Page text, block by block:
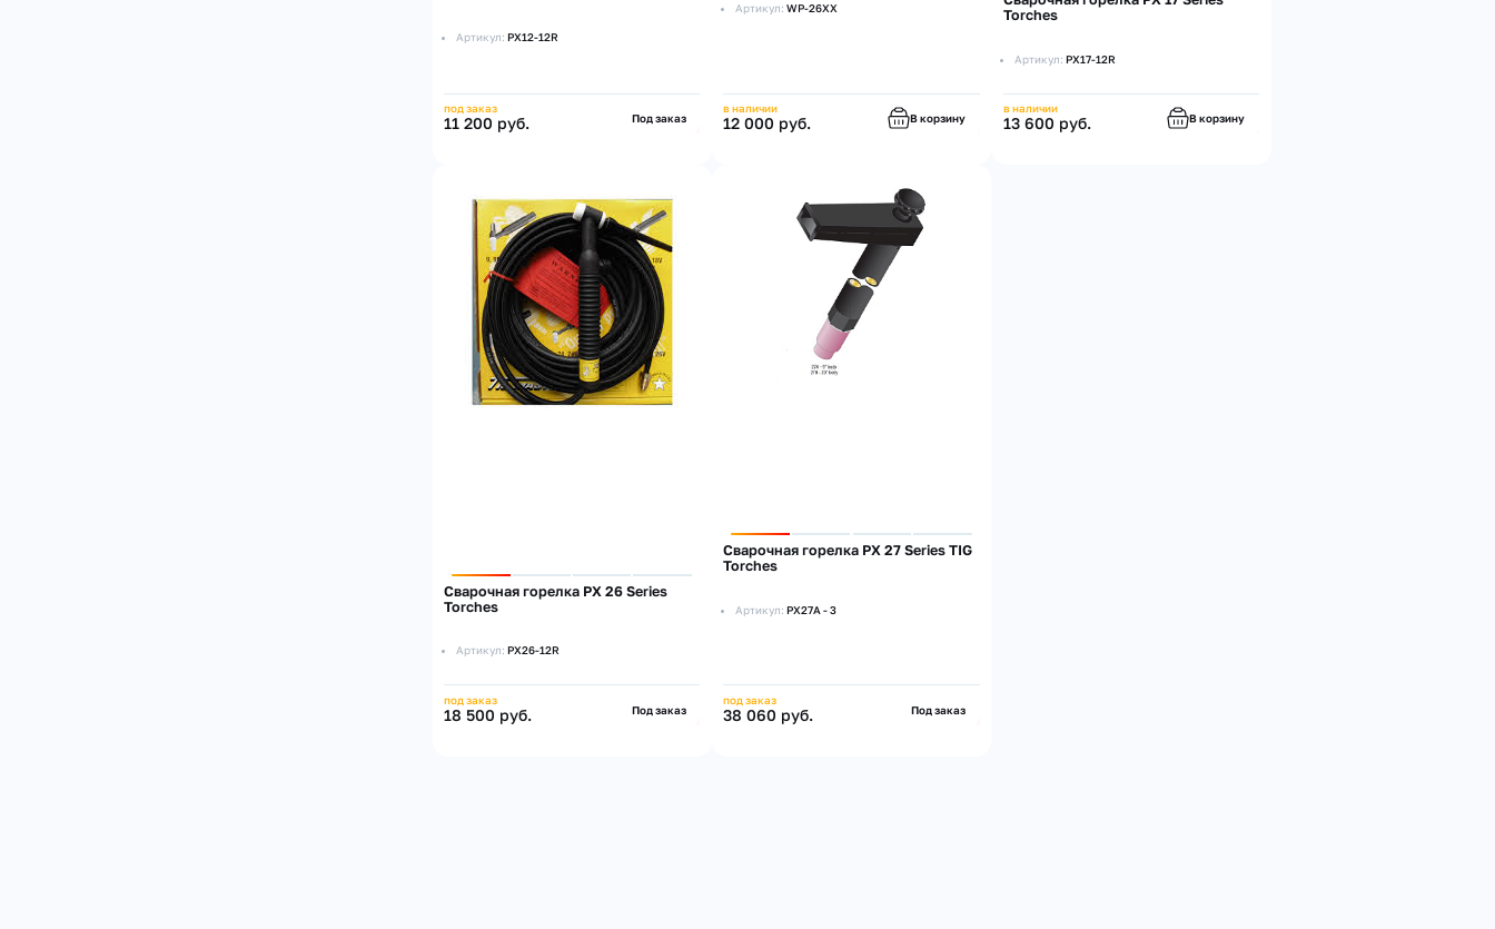
Артикул: PX12-12R
под заказ
11 200 руб. Под заказ
Артикул: WP-26XX
в наличии
12 000 руб. В корзину
Torches
Артикул:PX17-12R
в наличии
13 600 руб. В корзину
Сварочная горелка PX 26 Series
Torches
Артикул: PX26-12R
под заказ
18 500 руб. Под заказ
Сварочная горелка PX 27 Series TIG
Torches
Артикул: PX27A - 3
под заказ
38 060 руб. Под заказ